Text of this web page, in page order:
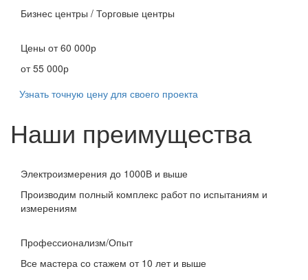
Бизнес центры / Торговые центры
Цены от 60 000р
от 55 000р
Узнать точную цену для своего проекта
Наши преимущества
Электроизмерения до 1000В и выше
Производим полный комплекс работ по испытаниям и
измерениям
Профессионализм/Опыт
Все мастера со стажем от 10 лет и выше